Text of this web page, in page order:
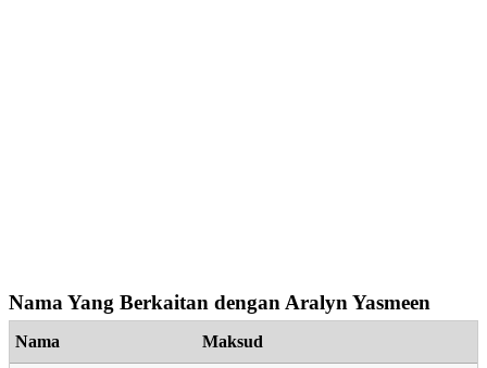
Nama Yang Berkaitan dengan Aralyn Yasmeen
Nama Maksud